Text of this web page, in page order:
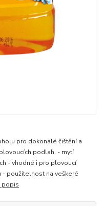
pro dokonalé čištění a
podlah. - mytí
- vhodné i pro plovoucí
- použitelnost na veškeré
popis